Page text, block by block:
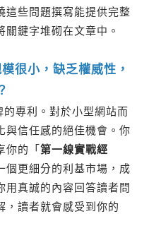
這些問題撰寫能提供完整
鍵字堆砌在文章中。
很小，缺乏權威性，
專利。對於小型網站而
與信任感的絕佳機會。你
你的「第一線實戰經
個更細分的利基市場，成
用真誠的內容回答讀者問
，讀者就會感受到你的